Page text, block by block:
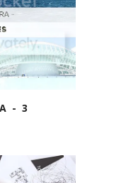
- 3